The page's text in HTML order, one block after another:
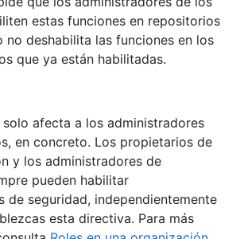
estas funciones en repositorios
no deshabilita las funciones en los
que ya están habilitadas.
afecta a los administradores
en concreto. Los propietarios de
y los administradores de
pueden habilitar
de seguridad, independientemente
esta directiva. Para más